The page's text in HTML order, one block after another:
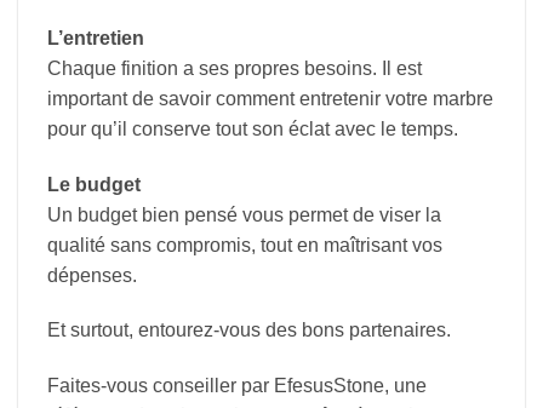
L’entretien
Chaque finition a ses propres besoins. Il est
important de savoir comment entretenir votre marbre
pour qu’il conserve tout son éclat avec le temps.
Le budget
Un budget bien pensé vous permet de viser la
qualité sans compromis, tout en maîtrisant vos
dépenses.
Et surtout, entourez-vous des bons partenaires.
Faites-vous conseiller par EfesusStone, une